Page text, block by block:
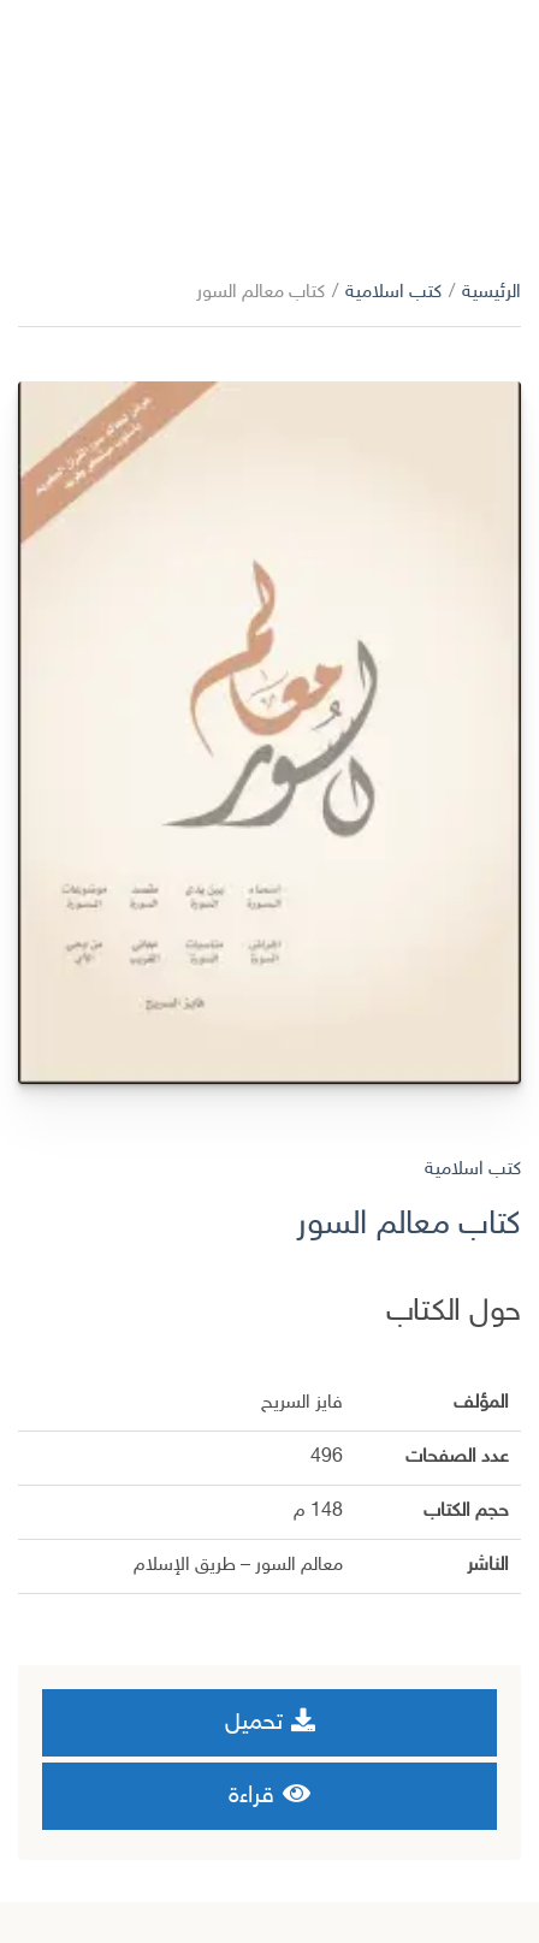
الرئيسية / كتب اسلامية / كتاب معالم السور
كتب اسلامية
كتاب معالم السور
حول الكتاب
المؤلف فايز السريح
عدد الصفحات 496
حجم الكتاب 148 م
الناشر معالم السور – طريق الإسلام
تحميل
قراءة